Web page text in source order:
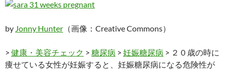
by Jonny Hunter （画像：Creative Commons）
> 健康・美容チェック > 糖尿病 > 妊娠糖尿病 > ２０歳の時に
痩せている女性が妊娠すると、妊娠糖尿病になる危険性が